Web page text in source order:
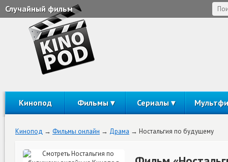
Случайный фильм
Кинопод Фильмы Сериалы
Кинопод Фильмы онлайн Драма Ностальгия по будущему